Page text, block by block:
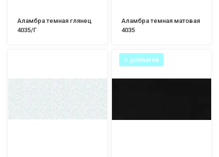
Аламбра темная глянец
4035/Г
Аламбра темная матовая
4035
с доплатой